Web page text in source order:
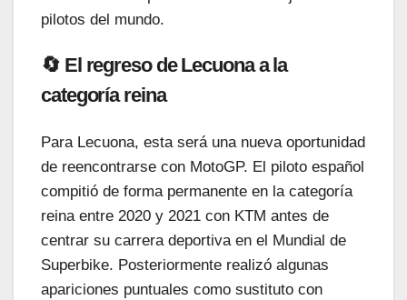
pilotos del mundo.
🔄 El regreso de Lecuona a la
categoría reina
Para Lecuona, esta será una nueva oportunidad
de reencontrarse con MotoGP. El piloto español
compitió de forma permanente en la categoría
reina entre 2020 y 2021 con KTM antes de
centrar su carrera deportiva en el Mundial de
Superbike. Posteriormente realizó algunas
apariciones puntuales como sustituto con